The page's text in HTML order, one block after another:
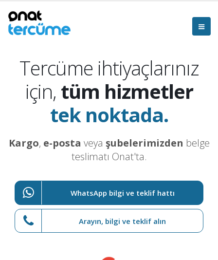
Tercüme ihtiyaçlarınız
için, tüm hizmetler
tek noktada.
Kargo, e-posta veya şubelerimizden belge
teslimatı Onat'ta.
WhatsApp bilgi ve teklif hattı
Arayın, bilgi ve teklif alın